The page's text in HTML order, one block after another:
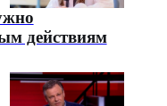
действиям